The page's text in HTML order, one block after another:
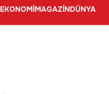
EKONOMİMAGAZİNDÜNYA